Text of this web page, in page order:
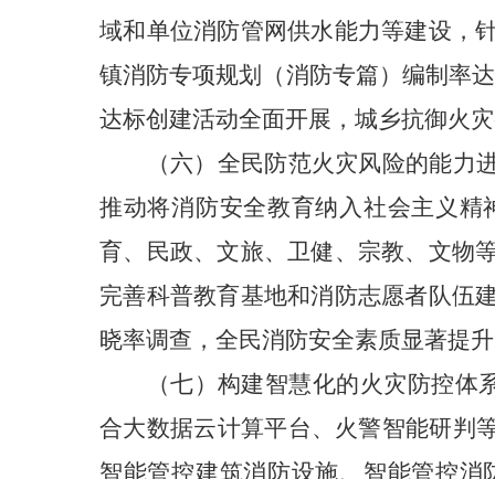
域和单位消防管网供水能力等建设，
镇消防专项规划（消防专篇）编制率
达标创建活动全面开展，城乡抗御火
（六）全民防范火灾风险的能力
推动将消防安全教育纳入社会主义
育、民政、文旅、卫健、宗教、文物
完善科普教育基地和消防志愿者队伍
晓率调查，全民消防安全素质显著提
（七）构建智慧化的火灾防控体
合大数据云计算平台、火警智能研判
智能管控建筑消防设施、智能管控